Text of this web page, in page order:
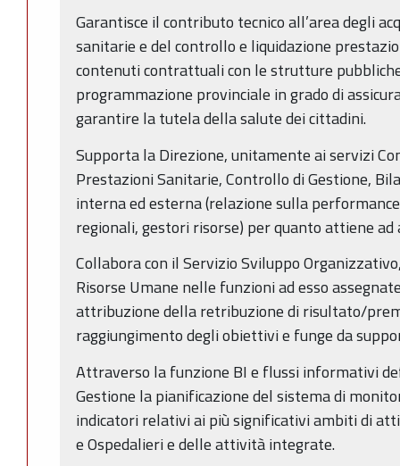
Garantisce il contributo tecnico all’area degli
sanitarie e del controllo e liquidazione
contenuti contrattuali con le strutture
programmazione provinciale in grado di
garantire la tutela della salute dei cittadini.
Supporta la Direzione, unitamente ai servizi
Prestazioni Sanitarie, Controllo di Gestione,
interna ed esterna (relazione sulla
regionali, gestori risorse) per quanto attiene
Collabora con il Servizio Sviluppo
Risorse Umane nelle funzioni ad esso
attribuzione della retribuzione di risultato/
raggiungimento degli obiettivi e funge da
Attraverso la funzione BI e flussi informativi
Gestione la pianificazione del sistema di
indicatori relativi ai più significativi ambiti di
e Ospedalieri e delle attività integrate.